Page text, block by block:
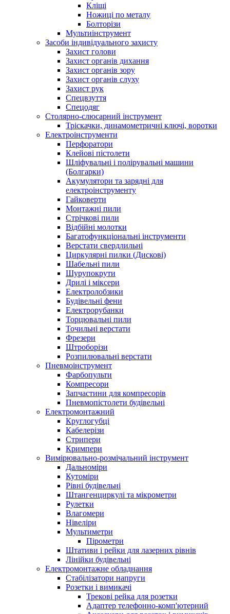
Кліщі
Ножиці по металу
Болторізи
Мультиінструмент
Засоби індивідуального захисту
Захист голови
Захист органів дихання
Захист органів зору
Захист органів слуху
Захист рук
Спецвзуття
Спецодяг
Столярно-слюсарний інструмент
Тріскачки, динамометричні ключі, воротки
Електроінструменти
Перфоратори
Клейові пістолети
Шліфувальні і полірувальні машини
(Болгарки)
Акумулятори та зарядні для
електроінструменту
Гайковерти
Монтажні пили
Стрічкові пили
Відбійні молотки
Багатофункціональні інструменти
Верстати свердлильні
Циркулярні пилки (Дискові)
Шабельні пили
Шурупокрути
Дрилі і міксери
Електролобзики
Будівельні фени
Електрорубанки
Торцювальні пили
Точильні верстати
Фрезери
Штроборізи
Розпилювальні верстати
Пневмоінструмент
Фарбопульти
Компресори
Запчастини для компресорів
Пневмопістолети будівельні
Електромонтажний
Круглогубці
Кабелерізи
Стрипери
Кримпери
Вимірювально-розмічальний інструмент
Дальноміри
Кутоміри
Рівні будівельні
Штангенциркулі та мікрометри
Рулетки
Влагомери
Нівеліри
Мультиметри
Пірометри
Штативи і рейки для лазерних рівнів
Лінійки будівельні
Електромонтажне обладнання
Стабілізатори напруги
Розетки і вимикачі
Трекові рейка для розетки
Адаптер телефонно-комп'ютерний